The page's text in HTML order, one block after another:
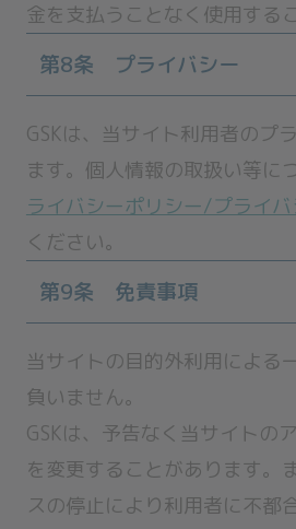
金を支払うことなく使用する
第8条 プライバシー
GSKは、当サイト利用者のプ
ます。個人情報の取扱い等に
ライバシーポリシー/プライ
ください。
第9条 免責事項
当サイトの目的外利用による
負いません。
GSKは、予告なく当サイトの
を変更することがあります。
スの停止により利用者に不都